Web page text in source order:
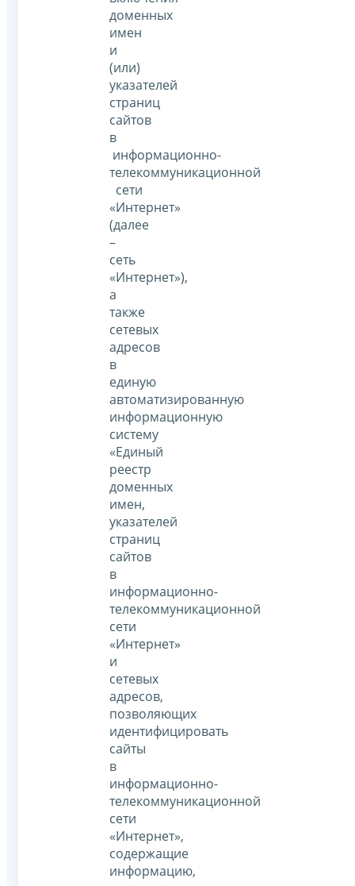
доменных
имен
и
(или)
указателей
страниц
сайтов
в
информационно-
телекоммуникационной
сети
«Интернет»
(далее
–
сеть
«Интернет»),
а
также
сетевых
адресов
в
единую
автоматизированную
информационную
систему
«Единый
реестр
доменных
имен,
указателей
страниц
сайтов
в
информационно-
телекоммуникационной
сети
«Интернет»
и
сетевых
адресов,
позволяющих
идентифицировать
сайты
в
информационно-
телекоммуникационной
сети
«Интернет»,
содержащие
информацию,